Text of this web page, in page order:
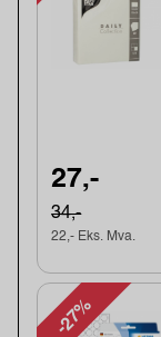
27,-
34,-
22,- Eks. Mva.
-27%